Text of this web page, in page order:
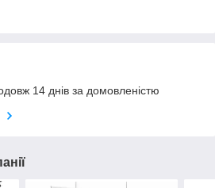
14 днів за домовленістю